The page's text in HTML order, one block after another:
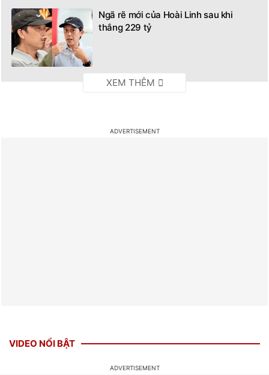
Ngã rẽ mới của Hoài Linh sau khi
thắng 229 tỷ
VIDEO NỔI BẬT